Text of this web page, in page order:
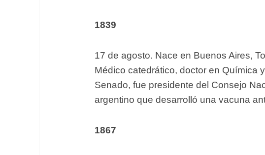
1839
17 de agosto. Nace en Buenos Aires,
Médico catedrático, doctor en Química
Senado, fue presidente del Consejo
argentino que desarrolló una vacuna
1867